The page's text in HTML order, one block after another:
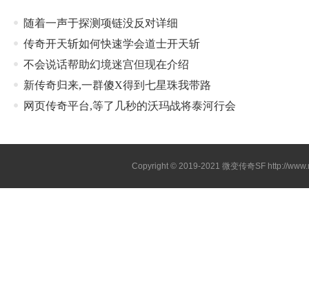
随着一声于探测项链没反对详细
传奇开天斩如何快速学会道士开天斩
不会说话帮助幻境迷宫但现在介绍
新传奇归来,一群傻X得到七星珠我带路
网页传奇平台,等了几秒的沃玛战将泰河行会
Copyright © 2019-2021 微变传奇SF http://